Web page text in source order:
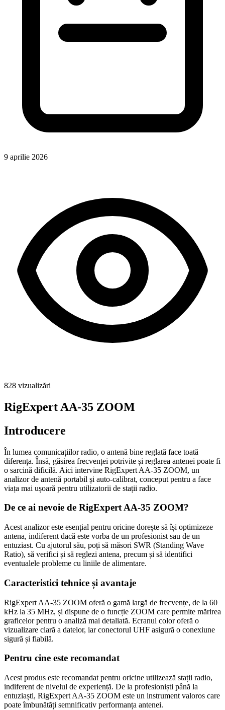
9 aprilie 2026
828 vizualizări
RigExpert AA-35 ZOOM
Introducere
În lumea comunicațiilor radio, o antenă bine reglată face toată
diferența. Însă, găsirea frecvenței potrivite și reglarea antenei poate fi
o sarcină dificilă. Aici intervine RigExpert AA-35 ZOOM, un
analizor de antenă portabil și auto-calibrat, conceput pentru a face
viața mai ușoară pentru utilizatorii de stații radio.
De ce ai nevoie de RigExpert AA-35 ZOOM?
Acest analizor este esențial pentru oricine dorește să își optimizeze
antena, indiferent dacă este vorba de un profesionist sau de un
entuziast. Cu ajutorul său, poți să măsori SWR (Standing Wave
Ratio), să verifici și să reglezi antena, precum și să identifici
eventualele probleme cu liniile de alimentare.
Caracteristici tehnice și avantaje
RigExpert AA-35 ZOOM oferă o gamă largă de frecvențe, de la 60
kHz la 35 MHz, și dispune de o funcție ZOOM care permite mărirea
graficelor pentru o analiză mai detaliată. Ecranul color oferă o
vizualizare clară a datelor, iar conectorul UHF asigură o conexiune
sigură și fiabilă.
Pentru cine este recomandat
Acest produs este recomandat pentru oricine utilizează stații radio,
indiferent de nivelul de experiență. De la profesioniști până la
entuziaști, RigExpert AA-35 ZOOM este un instrument valoros care
poate îmbunătăți semnificativ performanța antenei.